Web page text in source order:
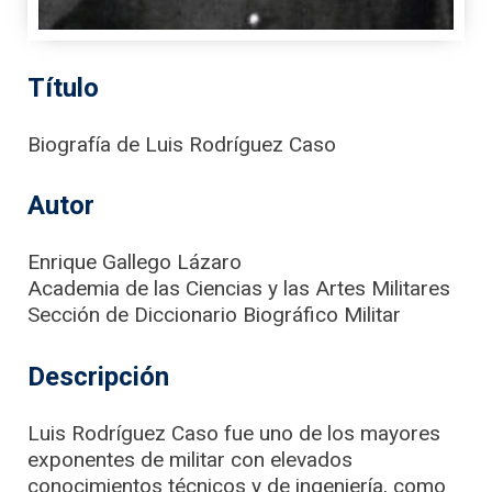
Título
Biografía de Luis Rodríguez Caso
Autor
Enrique Gallego Lázaro
Academia de las Ciencias y las Artes Militares
Sección de Diccionario Biográfico Militar
Descripción
Luis Rodríguez Caso fue uno de los mayores
exponentes de militar con elevados
conocimientos técnicos y de ingeniería, como